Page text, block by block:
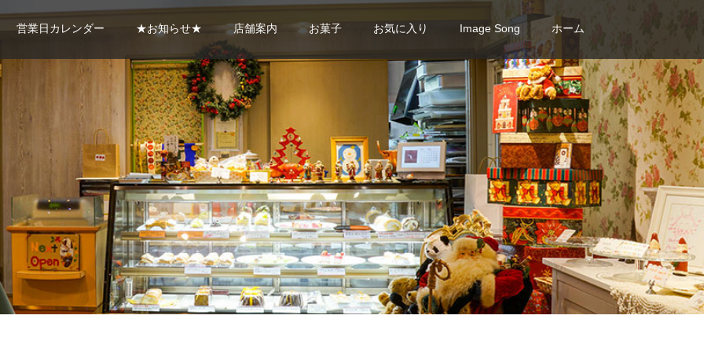
営業日カレンダー ★お知らせ★ 店舗案内 お菓子 お気に入り Image Song ホーム